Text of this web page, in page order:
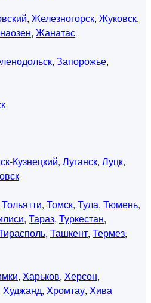
, Железногорск, Жуковск,
, Жанатас
, Запорожье,
Кузнецкий, Луганск, Луцк,
Тольятти, Томск, Тула, Тюмень,
, Тараз, Туркестан,
, Ташкент, Термез,
, Харьков, Херсон,
Худжанд, Хромтау, Хива